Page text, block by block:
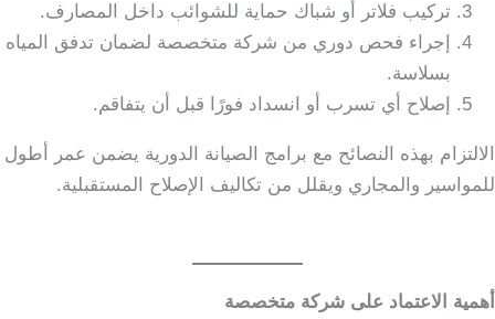
تركيب فلاتر أو شباك حماية للشوائب داخل المصارف.
إجراء فحص دوري من شركة متخصصة لضمان تدفق المياه
بسلاسة.
إصلاح أي تسرب أو انسداد فورًا قبل أن يتفاقم.
الالتزام بهذه النصائح مع برامج الصيانة الدورية يضمن عمر أطول
للمواسير والمجاري ويقلل من تكاليف الإصلاح المستقبلية.
أهمية الاعتماد على شركة متخصصة